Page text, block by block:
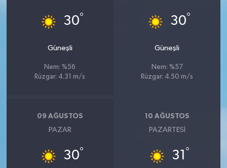
30°
Güneşli
Nem: %56
Rüzgar: 4.31 m/s
30°
Güneşli
Nem: %57
Rüzgar: 4.50 m/s
09 AĞUSTOS
PAZAR
30°
10 AĞUSTOS
PAZARTESI
31 °